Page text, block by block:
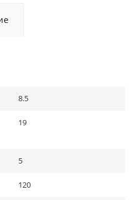
8.5
19
5
120